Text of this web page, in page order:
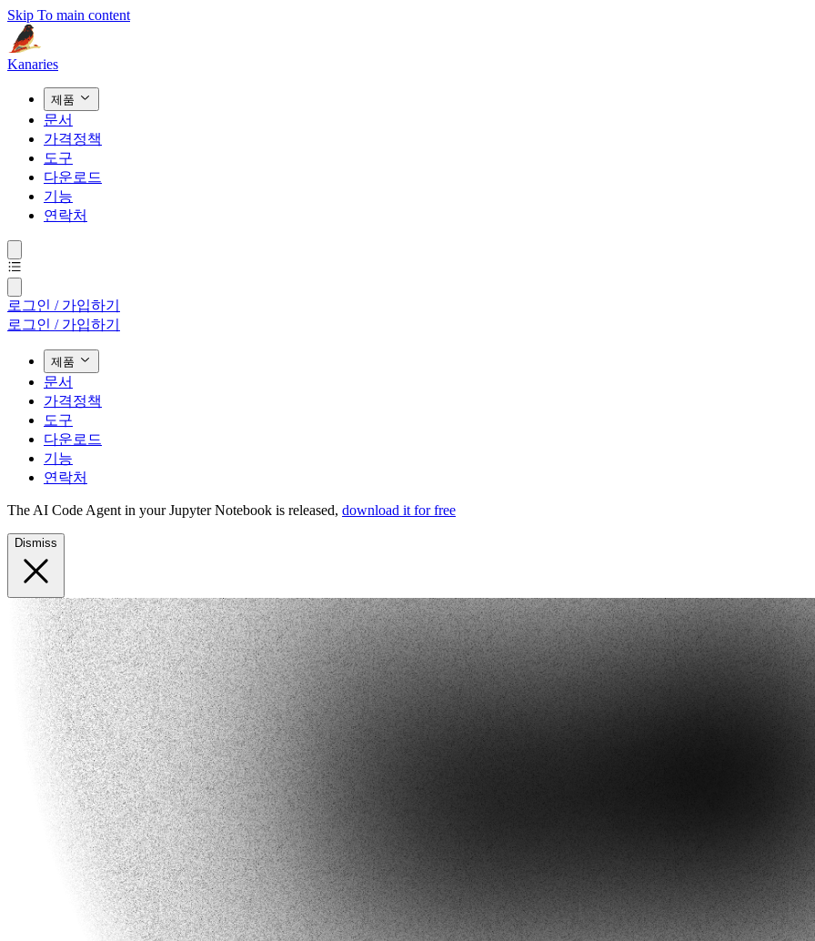
Skip To main content
Kanaries
제품
문서
가격정책
도구
다운로드
기능
연락처
로그인 / 가입하기
로그인 / 가입하기
제품
문서
가격정책
도구
다운로드
기능
연락처
The AI Code Agent in your Jupyter Notebook is released, download it for free
Dismiss